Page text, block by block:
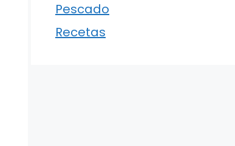
Pescado
Recetas